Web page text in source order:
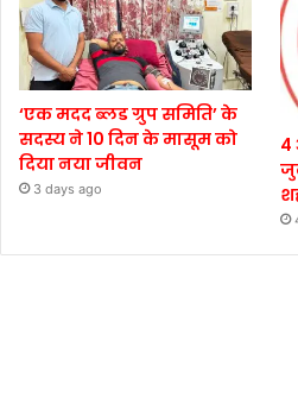
‘एक मदद ब्लड ग्रुप समिति’ के
सदस्य ने 10 दिन के मासूम को
दिया नया जीवन
3 days ago
4